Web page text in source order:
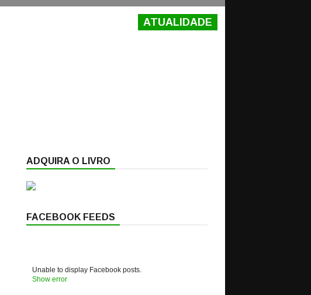
ATUALIDADE
ADQUIRA O LIVRO
FACEBOOK FEEDS
Unable to display Facebook posts.
Show error